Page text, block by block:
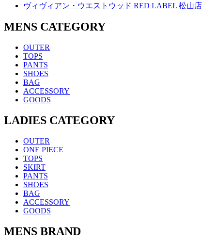
ヴィヴィアン・ウエストウッド RED LABEL 松山店
MENS CATEGORY
OUTER
TOPS
PANTS
SHOES
BAG
ACCESSORY
GOODS
LADIES CATEGORY
OUTER
ONE PIECE
TOPS
SKIRT
PANTS
SHOES
BAG
ACCESSORY
GOODS
MENS BRAND